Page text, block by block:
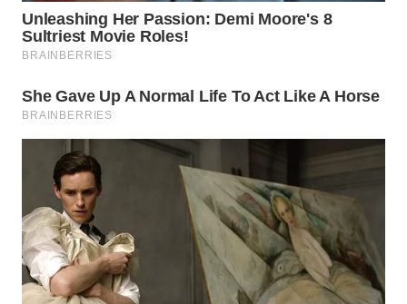
WN DELI
SERDANG
WN
TEBING
TINGGI
WN
PAKPAK
WN
KARAWANG